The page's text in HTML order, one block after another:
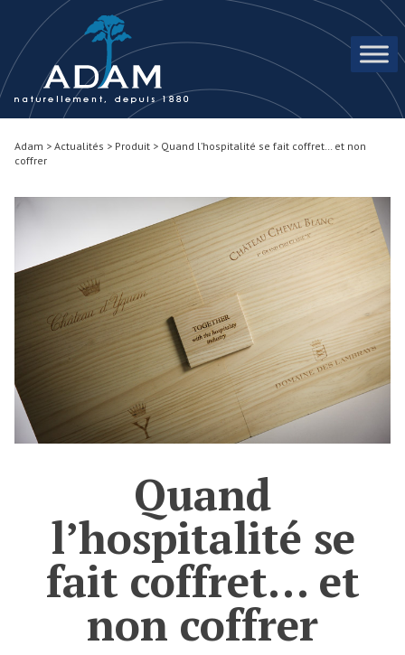
Adam > Actualités > Produit > Quand l’hospitalité se fait coffret… et non
coffrer
Quand
l’hospitalité se
fait coffret… et
non coffrer